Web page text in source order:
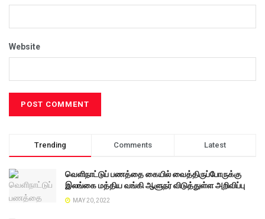
Website
Trending Comments Latest
வெளிநாட்டுப் பணத்தை கையில் வைத்திருப்போருக்கு
இலங்கை மத்திய வங்கி ஆளுநர் விடுத்துள்ள அறிவிப்பு
MAY 20, 2022